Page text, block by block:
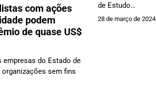
com ações
podem
de quase US$
empresas do Estado de
organizações sem fins
de Estudo…
28 de março de 2024